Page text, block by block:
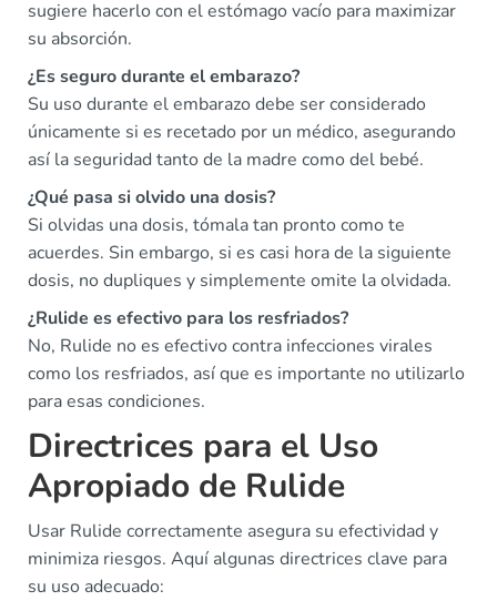
sugiere hacerlo con el estómago vacío para maximizar
su absorción.
¿Es seguro durante el embarazo?
Su uso durante el embarazo debe ser considerado
únicamente si es recetado por un médico, asegurando
así la seguridad tanto de la madre como del bebé.
¿Qué pasa si olvido una dosis?
Si olvidas una dosis, tómala tan pronto como te
acuerdes. Sin embargo, si es casi hora de la siguiente
dosis, no dupliques y simplemente omite la olvidada.
¿Rulide es efectivo para los resfriados?
No, Rulide no es efectivo contra infecciones virales
como los resfriados, así que es importante no utilizarlo
para esas condiciones.
Directrices para el Uso
Apropiado de Rulide
Usar Rulide correctamente asegura su efectividad y
minimiza riesgos. Aquí algunas directrices clave para
su uso adecuado: